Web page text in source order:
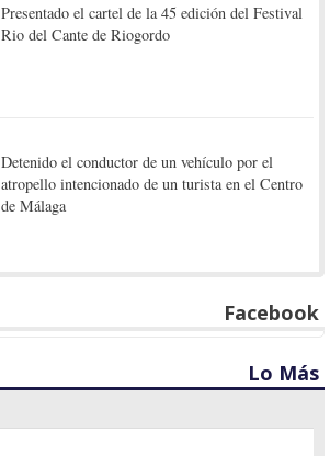
Presentado el cartel de la 45 edición del Festival
Rio del Cante de Riogordo
Detenido el conductor de un vehículo por el
atropello intencionado de un turista en el Centro
de Málaga
Facebook
Lo Más